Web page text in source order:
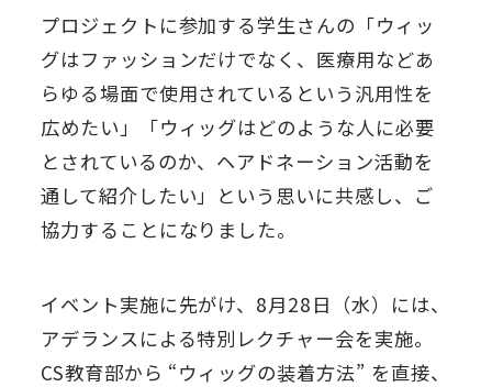
プロジェクトに参加する学生さんの「ウィッ
グはファッションだけでなく、医療用などあ
らゆる場面で使用されているという汎用性を
広めたい」「ウィッグはどのような人に必要
とされているのか、ヘアドネーション活動を
通して紹介したい」という思いに共感し、ご
協力することになりました。
イベント実施に先がけ、8月28日（水）には、
アデランスによる特別レクチャー会を実施。
CS教育部から “ウィッグの装着方法” を直接、